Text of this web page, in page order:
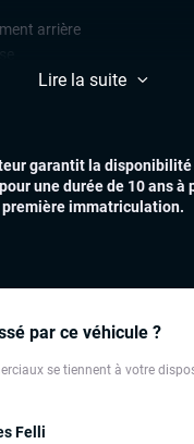
par ce véhicule ?
se tiennent à votre
Felli
arrière
Lire la suite
garantit la disponibilité
une durée de 10 ans à
première immatriculation.